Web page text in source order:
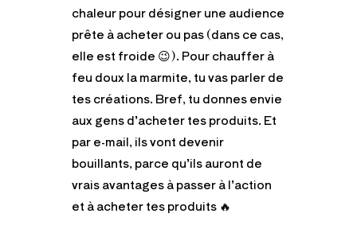
chaleur pour désigner une audience
prête à acheter ou pas (dans ce cas,
elle est froide 😉). Pour chauffer à
feu doux la marmite, tu vas parler de
tes créations. Bref, tu donnes envie
aux gens d’acheter tes produits. Et
par e-mail, ils vont devenir
bouillants, parce qu’ils auront de
vrais avantages à passer à l’action
et à acheter tes produits 🔥